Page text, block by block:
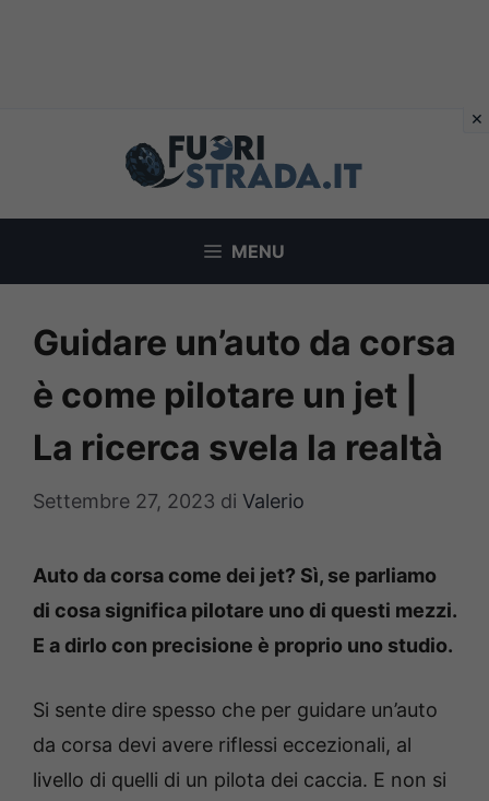
MENU
Guidare un’auto da corsa
è come pilotare un jet |
La ricerca svela la realtà
Settembre 27, 2023 di Valerio
Auto da corsa come dei jet? Sì, se parliamo
di cosa significa pilotare uno di questi mezzi.
E a dirlo con precisione è proprio uno studio.
Si sente dire spesso che per guidare un’auto
da corsa devi avere riflessi eccezionali, al
livello di quelli di un pilota dei caccia. E non si